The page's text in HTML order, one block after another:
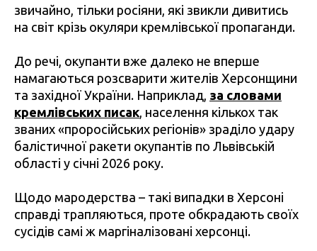
звичайно, тільки росіяни, які звикли дивитись
на світ крізь окуляри кремлівської пропаганди.
До речі, окупанти вже далеко не вперше
намагаються розсварити жителів Херсонщини
та західної України. Наприклад, за словами
кремлівських писак населення кількох так
званих «проросійських регіонів» зраділо удару
балістичної ракети окупантів по Львівській
області у січні 2026 року.
Щодо мародерства – такі випадки в Херсоні
справді трапляються, проте обкрадають своїх
сусідів самі ж маргіналізовані херсонці.